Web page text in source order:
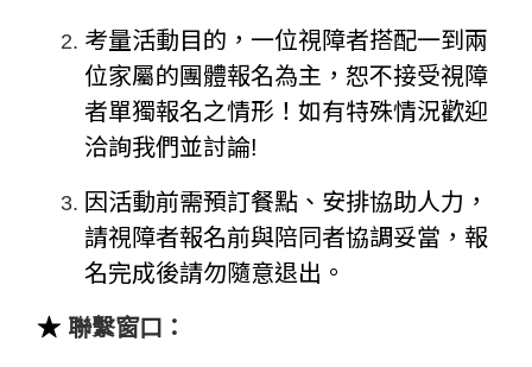
考量活動目的，一位視障者搭配一到兩
位家屬的團體報名為主，恕不接受視障
者單獨報名之情形！如有特殊情況歡迎
洽詢我們並討論!
因活動前需預訂餐點、安排協助人力，
請視障者報名前與陪同者協調妥當，報
名完成後請勿隨意退出。
★ 聯繫窗口：